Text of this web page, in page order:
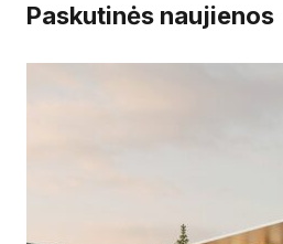
Paskutinės naujienos